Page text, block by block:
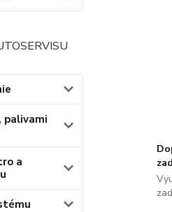
palivami
a